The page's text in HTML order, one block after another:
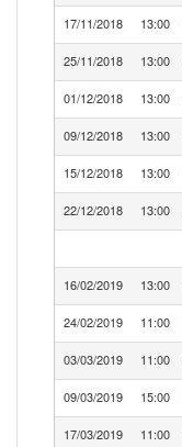
17/11/2018 13:00
25/11/2018 13:00
01/12/2018 13:00
09/12/2018 13:00
15/12/2018 13:00
22/12/2018 13:00
16/02/2019 13:00
24/02/2019 11:00
03/03/2019 11:00
09/03/2019 15:00
17/03/2019 11:00